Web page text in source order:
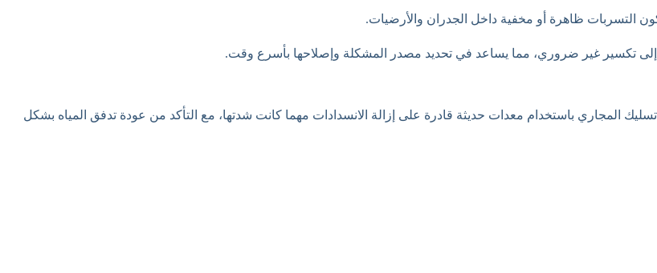
التسربات ظاهرة أو مخفية داخل الجدران والأرضيات.
إلى تكسير غير ضروري، مما يساعد في تحديد مصدر المشكلة وإصلاحها بأسرع وقت.
المجاري باستخدام معدات حديثة قادرة على إزالة الانسدادات مهما كانت شدتها، مع التأكد من عودة تدفق المياه بشكل